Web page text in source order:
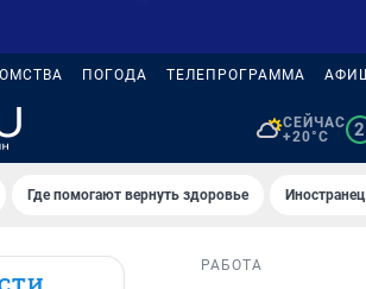
ПОГОДА ТЕЛЕПРОГРАММА
СЕЙЧАС
+20°C
2
Где помогают вернуть здоровье
РАБОТА